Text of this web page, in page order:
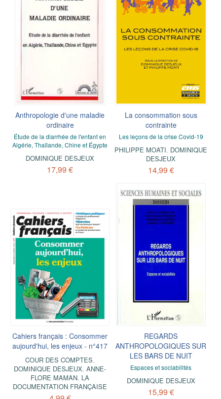
Anthropologie d'une maladie
ordinaire
Étude de la diarrhée de l'enfant en
Algérie, Thaïlande, Chine et Égypte
DOMINIQUE DESJEUX
17,99 €
La consommation sous
contrainte
Les leçons de la crise Covid-19
PHILIPPE MOATI, DOMINIQUE
DESJEUX
14,99 €
Cahiers français : Consommer
aujourd'hui, les enjeux - n°417
COUR DES COMPTES,
DOMINIQUE DESJEUX,ANNE-
FLORE MAMAN, LA
DOCUMENTATION FRANÇAISE
REGARDS
ANTHROPOLOGIQUES SUR
LES BARS DE NUIT
Espaces et sociabilités
DOMINIQUE DESJEUX
15,99 €